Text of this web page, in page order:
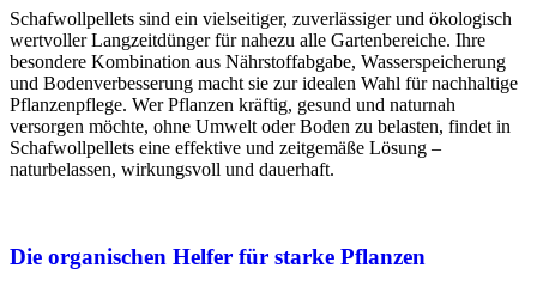
Schafwollpellets sind ein vielseitiger, zuverlässiger und ökologisch
wertvoller Langzeitdünger für nahezu alle Gartenbereiche. Ihre
besondere Kombination aus Nährstoffabgabe, Wasserspeicherung
und Bodenverbesserung macht sie zur idealen Wahl für nachhaltige
Pflanzenpflege. Wer Pflanzen kräftig, gesund und naturnah
versorgen möchte, ohne Umwelt oder Boden zu belasten, findet in
Schafwollpellets eine effektive und zeitgemäße Lösung –
naturbelassen, wirkungsvoll und dauerhaft.
Die organischen Helfer für starke Pflanzen